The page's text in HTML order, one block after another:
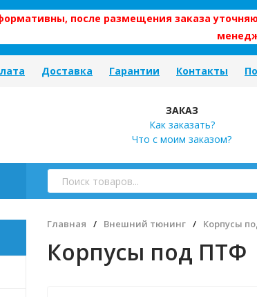
после размещения заказа
Доставка Гарантии Контакты
ЗАКАЗ
Как заказать?
Что с моим заказом?
Главная / Внешний тюнинг / Корпусы
Корпусы под ПТФ